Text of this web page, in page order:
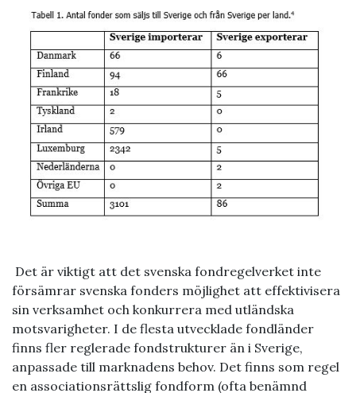
Det är viktigt att det svenska fondregelverket inte
försämrar svenska fonders möjlighet att effektivisera
sin verksamhet och konkurrera med utländska
motsvarigheter. I de flesta utvecklade fondländer
finns fler reglerade fondstrukturer än i Sverige,
anpassade till marknadens behov. Det finns som regel
en associationsrättslig fondform (ofta benämnd